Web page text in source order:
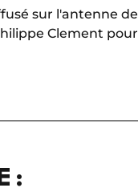
sur l'antenne de
Clement pour
: